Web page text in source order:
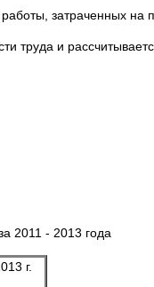
затраченных на
труда и
2011 - 2013 года
г.